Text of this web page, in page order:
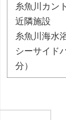
糸魚川カン
近隣施設
糸魚川海水
シーサイド
分）